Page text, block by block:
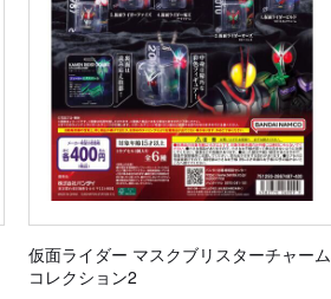
仮面ライダー マスクブリスターチャーム
コレクション2